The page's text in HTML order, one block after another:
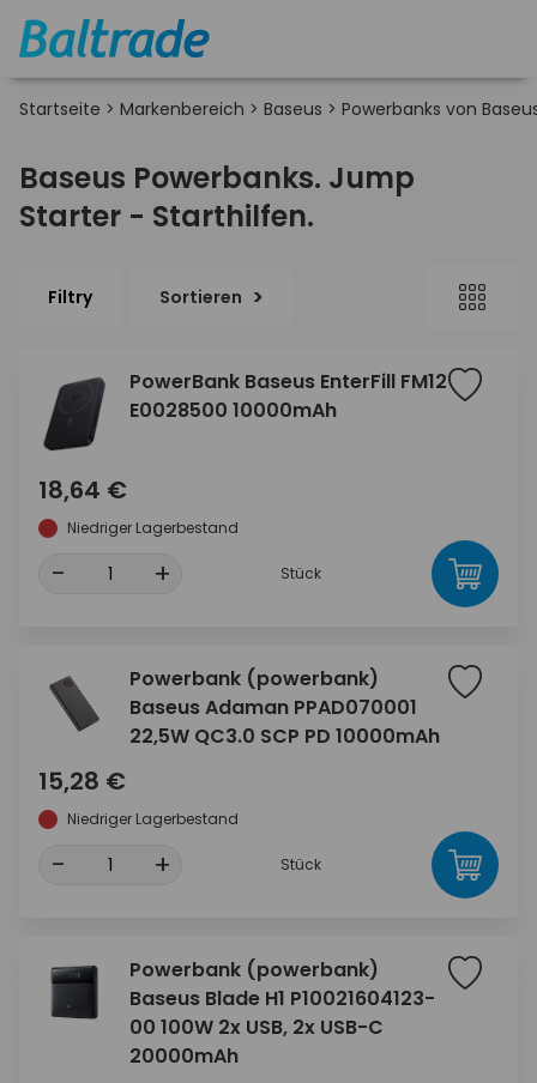
Startseite > Markenbereich > Baseus > Powerbanks von
Baseus Powerbanks. Jump
Starter - Starthilfen.
Filtry Sortieren
PowerBank Baseus EnterFill FM12
E0028500 10000mAh
18,64 €
Niedriger Lagerbestand
- + Stück
Powerbank (powerbank)
Baseus Adaman PPAD070001
22,5W QC3.0 SCP PD 10000mAh
15,28 €
Niedriger Lagerbestand
- + Stück
Powerbank (powerbank)
Baseus Blade H1 P10021604123-
00 100W 2x USB, 2x USB-C
20000mAh